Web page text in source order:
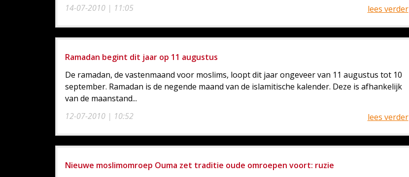
14-07-2010 | 11:05
lees verder
Ramadan begint dit jaar op 11 augustus
12-07-2010 | 10:52
De ramadan, de vastenmaand voor moslims, loopt dit jaar ongeveer van 11 augustus tot 10
september. Ramadan is de negende maand van de islamitische kalender. Deze is afhankelijk
van de maanstand...
lees verder
Nieuwe moslimomroep Ouma zet traditie oude omroepen voort: ruzie